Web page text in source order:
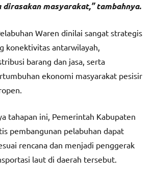
masyarakat,” tambahnya.
Waren dinilai sangat strategis
konektivitas antarwilayah,
barang dan jasa, serta
ekonomi masyarakat pesisir
tahapan ini, Pemerintah Kabupaten
pembangunan pelabuhan dapat
rencana dan menjadi penggerak
laut di daerah tersebut.